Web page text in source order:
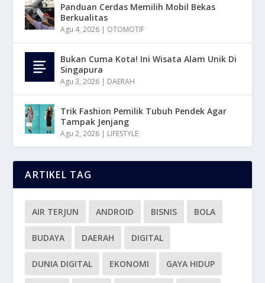
Panduan Cerdas Memilih Mobil Bekas
Berkualitas
Agu 4, 2026 | OTOMOTIF
Bukan Cuma Kota! Ini Wisata Alam Unik Di
Singapura
Agu 3, 2026 | DAERAH
Trik Fashion Pemilik Tubuh Pendek Agar
Tampak Jenjang
Agu 2, 2026 | LIFESTYLE
ARTIKEL TAG
AIR TERJUN ANDROID BISNIS BOLA
BUDAYA DAERAH DIGITAL
DUNIA DIGITAL EKONOMI GAYA HIDUP